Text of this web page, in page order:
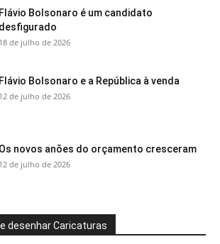
Flávio Bolsonaro é um candidato
desfigurado
18 de julho de 2026
Flávio Bolsonaro e a República à venda
12 de julho de 2026
Os novos anões do orçamento cresceram
12 de julho de 2026
desenhar Caricaturas